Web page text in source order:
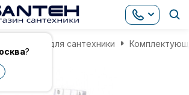
?
для сантехники